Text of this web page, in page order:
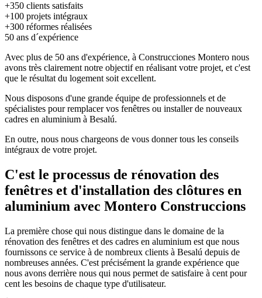
+350 clients satisfaits
+100 projets intégraux
+300 réformes réalisées
50 ans d´expérience
Avec plus de 50 ans d'expérience, à Construcciones Montero nous
avons très clairement notre objectif en réalisant votre projet, et c'est
que le résultat du logement soit excellent.
Nous disposons d'une grande équipe de professionnels et de
spécialistes pour remplacer vos fenêtres ou installer de nouveaux
cadres en aluminium à Besalú.
En outre, nous nous chargeons de vous donner tous les conseils
intégraux de votre projet.
C'est le processus de rénovation des
fenêtres et d'installation des clôtures en
aluminium avec Montero Construccions
La première chose qui nous distingue dans le domaine de la
rénovation des fenêtres et des cadres en aluminium est que nous
fournissons ce service à de nombreux clients à Besalú depuis de
nombreuses années. C'est précisément la grande expérience que
nous avons derrière nous qui nous permet de satisfaire à cent pour
cent les besoins de chaque type d'utilisateur.